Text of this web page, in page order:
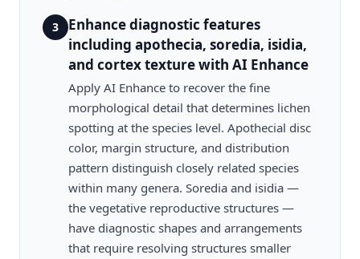
3
Enhance diagnostic features
including apothecia, soredia, isidia,
and cortex texture with AI Enhance
Apply AI Enhance to recover the fine
morphological detail that determines lichen
spotting at the species level. Apothecial disc
color, margin structure, and distribution
pattern distinguish closely related species
within many genera. Soredia and isidia —
the vegetative reproductive structures —
have diagnostic shapes and arrangements
that require resolving structures smaller